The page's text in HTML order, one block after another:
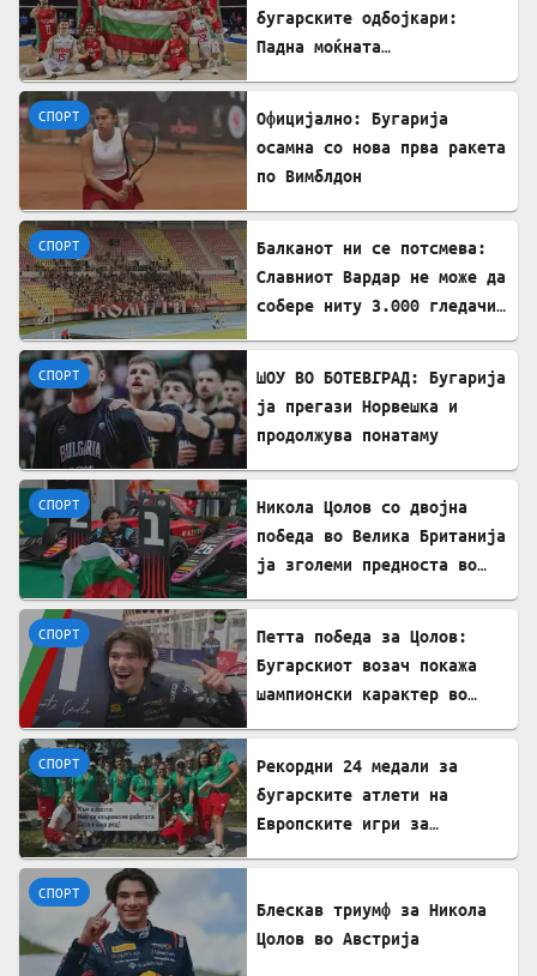
бугарските одбојкари:
Падна моќната
СПОРТ
Официјално: Бугарија
осамна со нова прва ракета
по Вимблдон
СПОРТ
Балканот ни се потсмева:
Славниот Вардар не може да
собере ниту 3.000 гледачи
СПОРТ
ШОУ ВО БОТЕВГРАД: Бугарија
ја прегази Норвешка и
продолжува понатаму
СПОРТ
Никола Цолов со двојна
победа во Велика Британија
ја зголеми предноста во
СПОРТ
Петта победа за Цолов:
Бугарскиот возач покажа
шампионски карактер во
СПОРТ
Рекордни 24 медали за
бугарските атлети на
Европските игри за
СПОРТ
Блескав триумф за Никола
Цолов во Австрија